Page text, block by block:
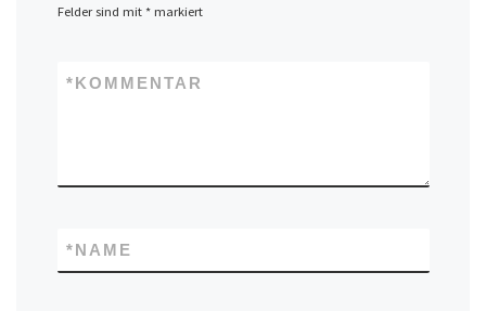
Felder sind mit *markiert
KOMMENTAR
*
NAME
*